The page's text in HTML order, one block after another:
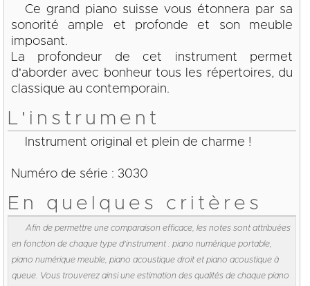
Ce grand piano suisse vous étonnera par sa
sonorité ample et profonde et son meuble
imposant.
La profondeur de cet instrument permet
d'aborder avec bonheur tous les répertoires, du
classique au contemporain.
L'instrument
Instrument original et plein de charme !
Numéro de série : 3030
En quelques critères
Afin de permettre une comparaison efficace, les notes sont attribuées
en fonction de chaque type d'instrument : piano numérique portable,
piano numérique meuble, piano acoustique droit et piano acoustique à
queue. Vous trouverez ainsi une estimation des qualités de chaque piano